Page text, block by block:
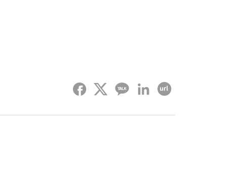
페이스북 트위터 카카오톡 링크드인 URL 복사하기